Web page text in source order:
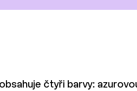
čtyři barvy: